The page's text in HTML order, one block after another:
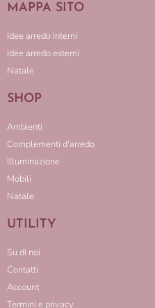
MAPPA SITO
Idee arredo Interni
Idee arredo esterni
Natale
SHOP
Ambienti
Complementi d'arredo
Illuminazione
Mobili
Natale
UTILITY
Su di noi
Contatti
Account
Termini e privacy